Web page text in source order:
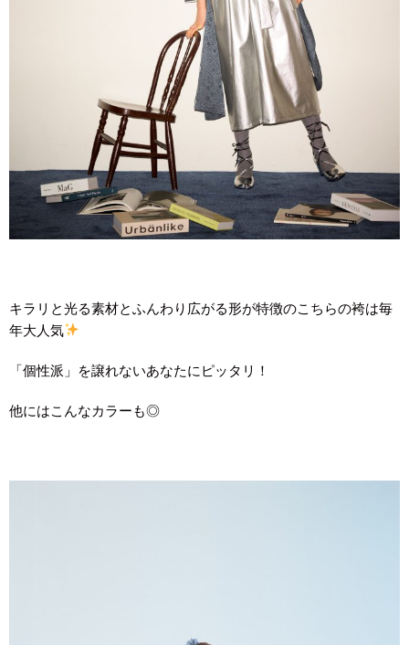
キラリと光る素材とふんわり広がる形が特徴のこちらの袴は毎
年大人気
「個性派」を譲れないあなたにピッタリ！
他にはこんなカラーも◎